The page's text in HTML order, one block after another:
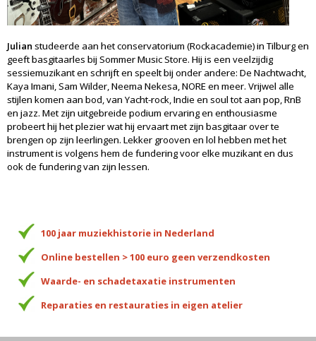
Julian studeerde aan het conservatorium (Rockacademie) in Tilburg en
geeft basgitaarles bij Sommer Music Store. Hij is een veelzijdig
sessiemuzikant en schrijft en speelt bij onder andere: De Nachtwacht,
Kaya Imani, Sam Wilder, Neema Nekesa, NORE en meer. Vrijwel alle
stijlen komen aan bod, van Yacht-rock, Indie en soul tot aan pop, RnB
en jazz. Met zijn uitgebreide podium ervaring en enthousiasme
probeert hij het plezier wat hij ervaart met zijn basgitaar over te
brengen op zijn leerlingen. Lekker grooven en lol hebben met het
instrument is volgens hem de fundering voor elke muzikant en dus
ook de fundering van zijn lessen.
100 jaar muziekhistorie in Nederland
Online bestellen > 100 euro geen verzendkosten
Waarde- en schadetaxatie instrumenten
Reparaties en restauraties in eigen atelier